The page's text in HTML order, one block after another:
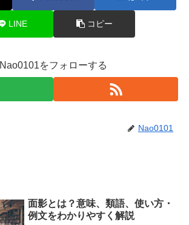
LINE コピー
Nao0101をフォローする
Nao0101
面影とは？意味、類語、使い方・
例文をわかりやすく解説